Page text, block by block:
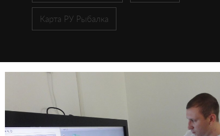
Карта РУ Рыбалка